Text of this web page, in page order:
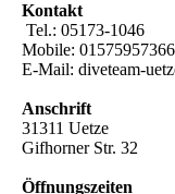
Kontakt
Tel.: 05173-1046
Mobile:
E-Mail: diveteam-
Anschrift
31311 Uetze
Gifhorner Str. 32
Öffnungszeiten